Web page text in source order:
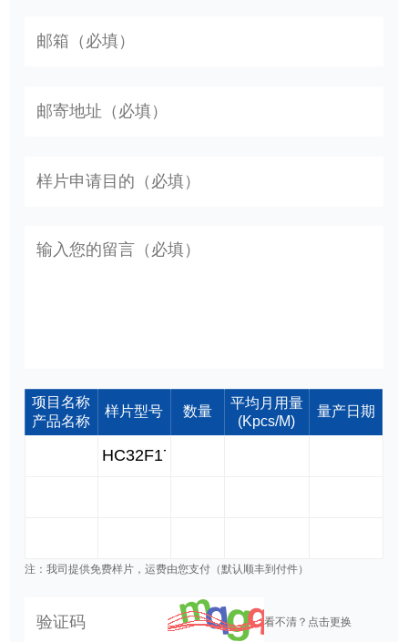
项目名称
产品名称
样片型号 数量
平均月用量
(Kpcs/M)
量产日期
注：我司提供免费样片，运费由您支付（默认顺丰到付件）
看不清？点击更换